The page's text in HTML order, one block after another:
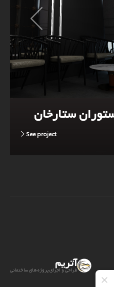
ستارخان
See project
آتریم
طراحی و اجرای پروژه های ساختمانی